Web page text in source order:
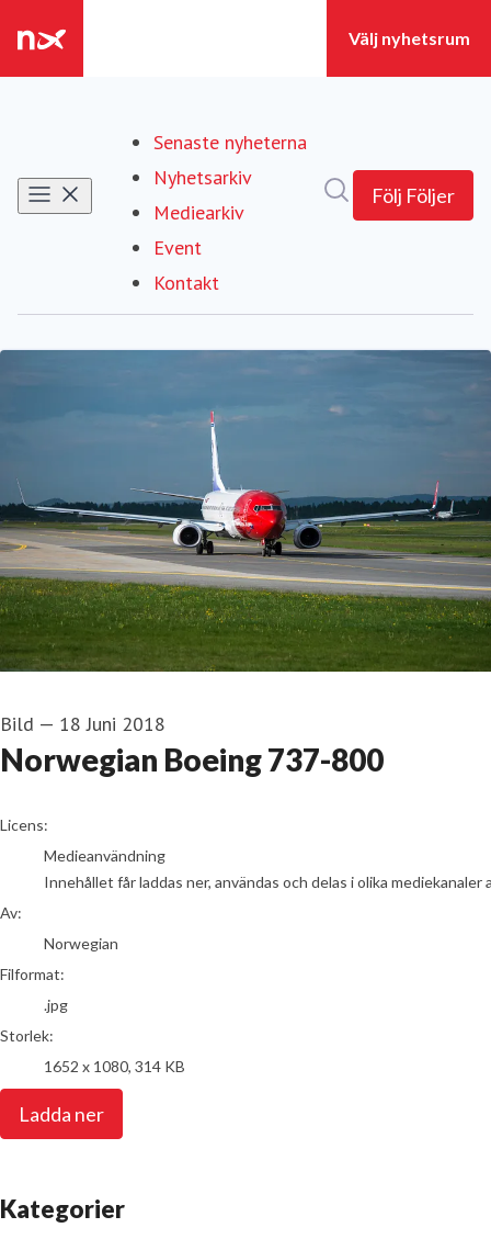
Senaste nyheterna
Nyhetsarkiv
Mediearkiv
Event
Kontakt
Följ Följer
Bild — 18 Juni 2018
Norwegian Boeing 737-800
Norwegian
Licens:
Medieanvändning
Innehållet får laddas ner, användas och delas i olika
Av:
Norwegian
Filformat:
.jpg
Storlek:
1652 x 1080, 314 KB
Ladda ner
Kategorier